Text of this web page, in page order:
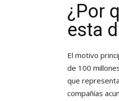
¿Por
esta
El motivo
de 100
que
compañías